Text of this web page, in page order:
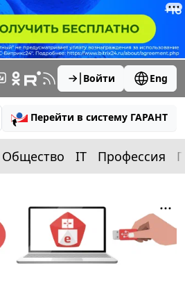
Войти Eng
Перейти в систему ГАРАНТ
Общество IT Профессия